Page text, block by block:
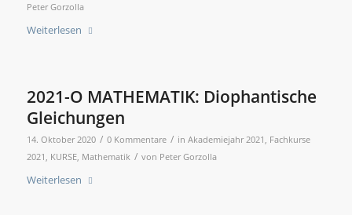
Peter Gorzolla
Weiterlesen
2021-O MATHEMATIK: Diophantische
Gleichungen
14. Oktober 2020 / 0 Kommentare / in Akademiejahr 2021 , Fachkurse
2021 , KURSE, Mathematik / von Peter Gorzolla
Weiterlesen